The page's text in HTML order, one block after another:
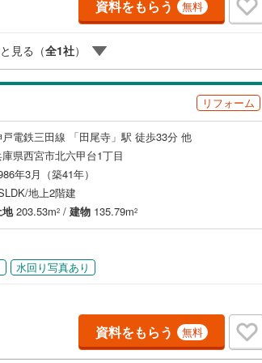
資料をもらう 無料
見る（全1社）
リフォーム
電鉄三田線 「田尾寺」駅 徒歩33分 他
県西宮市北六甲台1丁目
年3月（築41年）
地上2階建
地203.53m2 / 建物 135.79m2
水回り写真あり
資料をもらう 無料